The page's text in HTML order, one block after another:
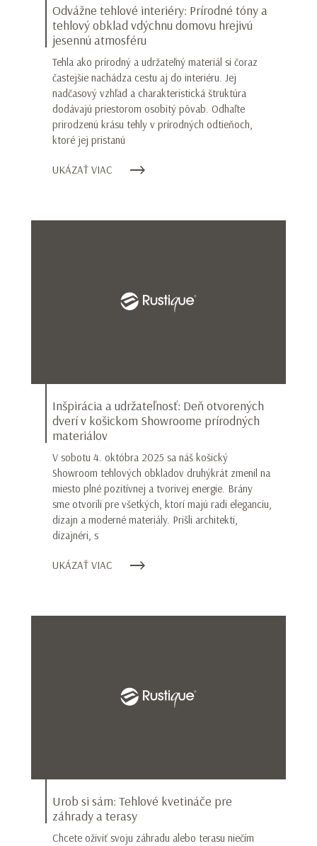
Odvážne tehlové interiéry: Prírodné tóny a
tehlový obklad vdýchnu domovu hrejivú
jesennú atmosféru
Tehla ako prírodný a udržateľný materiál si čoraz
častejšie nachádza cestu aj do interiéru. Jej
nadčasový vzhľad a charakteristická štruktúra
dodávajú priestorom osobitý pôvab. Odhaľte
prirodzenú krásu tehly v prírodných odtieňoch,
ktoré jej pristanú
UKÁZAŤ VIAC
Inšpirácia a udržateľnosť: Deň otvorených
dverí v košickom Showroome prírodných
materiálov
V sobotu 4. októbra 2025 sa náš košický
Showroom tehlových obkladov druhýkrát zmenil na
miesto plné pozitívnej a tvorivej energie. Brány
sme otvorili pre všetkých, ktorí majú radi eleganciu,
dizajn a moderné materiály. Prišli architekti,
dizajnéri, s
UKÁZAŤ VIAC
Urob si sám: Tehlové kvetináče pre
záhrady a terasy
Chcete oživiť svoju záhradu alebo terasu niečím